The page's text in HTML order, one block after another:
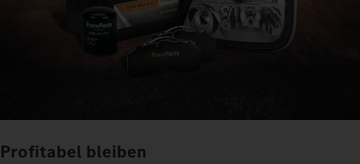
Profitabel bleiben